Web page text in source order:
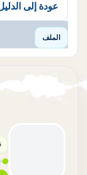
عودة إلى
الملف